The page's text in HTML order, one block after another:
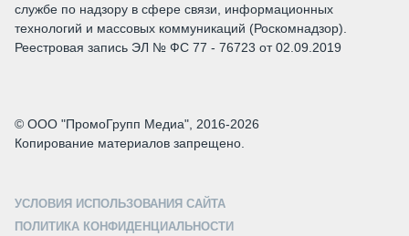
службе по надзору в сфере связи, информационных
технологий и массовых коммуникаций (Роскомнадзор).
Реестровая запись ЭЛ № ФС 77 - 76723 от 02.09.2019
© ООО "ПромоГрупп Медиа", 2016-2026
Копирование материалов запрещено.
УСЛОВИЯ ИСПОЛЬЗОВАНИЯ САЙТА
ПОЛИТИКА КОНФИДЕНЦИАЛЬНОСТИ